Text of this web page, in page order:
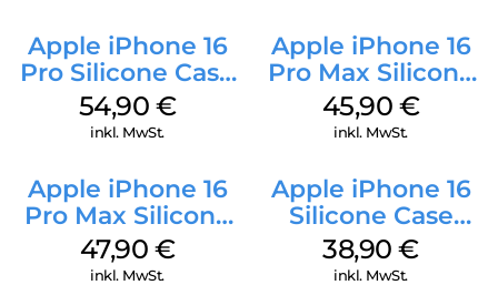
Apple iPhone 16
Pro Silicone Case
MagSafe Black
54,90 €
inkl. MwSt.
Apple iPhone 16
Pro Max Silicone
Case MagSafe
Ultramarine
45,90 €
inkl. MwSt.
Apple iPhone 16
Pro Max Silicone
Case MagSafe
Black
47,90 €
inkl. MwSt.
Apple iPhone 16
Silicone Case
MagSafe
Ultramarine
38,90€
inkl. MwSt.